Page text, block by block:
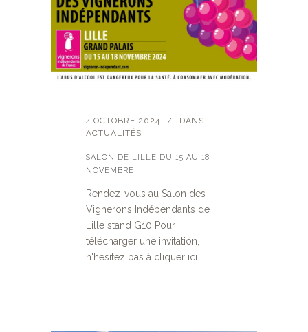
4 OCTOBRE 2024
DANS
ACTUALITÉS
SALON DE LILLE DU 15 AU 18
NOVEMBRE
Rendez-vous au Salon des
Vignerons Indépendants de
Lille stand G10 Pour
télécharger une invitation,
n'hésitez pas à cliquer ici ! ...